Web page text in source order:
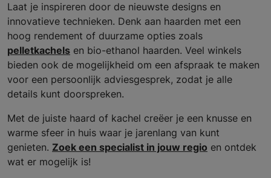
Laat je inspireren door de nieuwste designs en
innovatieve technieken. Denk aan haarden met een
hoog rendement of duurzame opties zoals
pelletkachels en bio-ethanol haarden. Veel winkels
bieden ook de mogelijkheid om een afspraak te maken
voor een persoonlijk adviesgesprek, zodat je alle
details kunt doorspreken.
Met de juiste haard of kachel creëer je een knusse en
warme sfeer in huis waar je jarenlang van kunt
genieten. Zoek een specialist in jouw regio en ontdek
wat er mogelijk is!